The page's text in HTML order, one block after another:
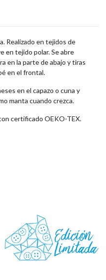
Realizado en tejidos de
en tejido polar. Se abre
en la parte de abajo y tiras
en el frontal.
en el capazo o cuna y
manta cuando crezca.
certificado OEKO-TEX.